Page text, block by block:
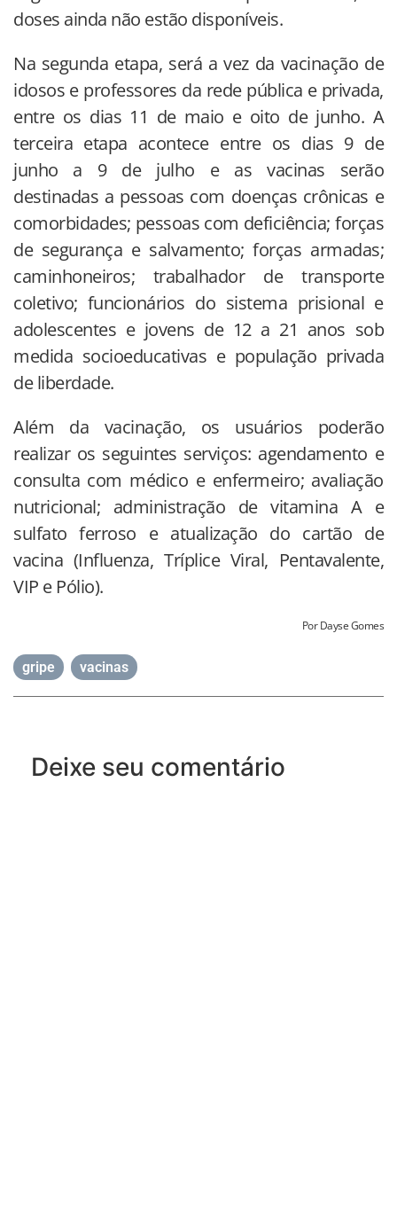
doses ainda não estão disponíveis.
Na segunda etapa, será a vez da vacinação de
idosos e professores da rede pública e privada,
entre os dias 11 de maio e oito de junho. A
terceira etapa acontece entre os dias 9 de
junho a 9 de julho e as vacinas serão
destinadas a pessoas com doenças crônicas e
comorbidades; pessoas com deficiência; forças
de segurança e salvamento; forças armadas;
caminhoneiros; trabalhador de transporte
coletivo; funcionários do sistema prisional e
adolescentes e jovens de 12 a 21 anos sob
medida socioeducativas e população privada
de liberdade.
Além da vacinação, os usuários poderão
realizar os seguintes serviços: agendamento e
consulta com médico e enfermeiro; avaliação
nutricional; administração de vitamina A e
sulfato ferroso e atualização do cartão de
vacina (Influenza, Tríplice Viral, Pentavalente,
VIP e Pólio).
Por Dayse Gomes
gripe vacinas
Deixe seu comentário